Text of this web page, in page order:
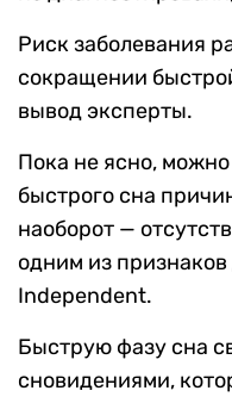
Риск заболевания
сокращении
вывод эксперты.
Пока не ясно,
быстрого сна
наоборот —
одним из
Independent.
Быструю фазу сна
сновидениями,